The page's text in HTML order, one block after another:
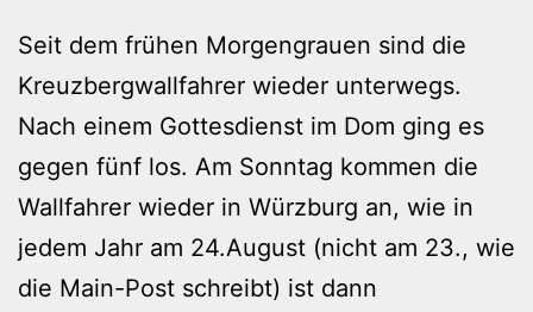
Seit dem frühen Morgengrauen sind die
Kreuzbergwallfahrer wieder unterwegs.
Nach einem Gottesdienst im Dom ging es
gegen fünf los. Am Sonntag kommen die
Wallfahrer wieder in Würzburg an, wie in
jedem Jahr am 24.August (nicht am 23., wie
die Main-Post schreibt) ist dann